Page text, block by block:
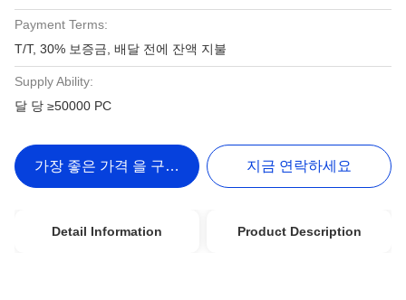
Payment Terms:
T/T, 30% 보증금, 배달 전에 잔액 지불
Supply Ability:
달 당 ≥50000 PC
가장 좋은 가격 을 구하라 지금 연락하세요
Detail Information Product Description